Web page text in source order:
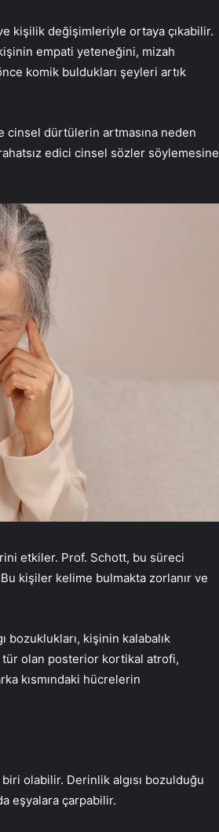
kişilik değişimleriyle ortaya çıkabilir.
empati yeteneğini, mizah
komik buldukları şeyleri artık
cinsel dürtülerin artmasına neden
edici cinsel sözler söylemesine
etkiler. Prof. Schott, bu süreci
kişiler kelime bulmakta zorlanır ve
bozuklukları, kişinin kalabalık
tür olan posterior kortikal atrofi,
kısmındaki hücrelerin
olabilir. Derinlik algısı bozulduğu
eşyalara çarpabilir.